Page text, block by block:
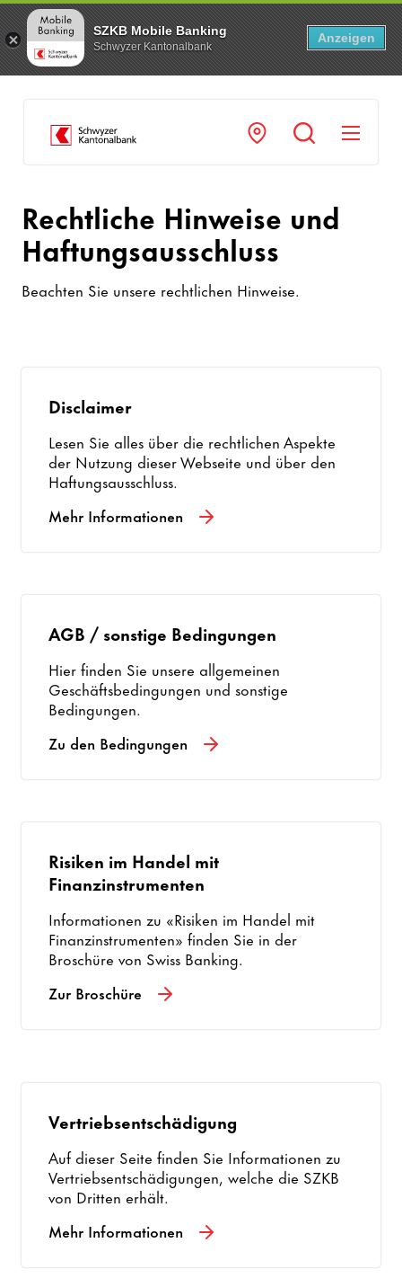
SZKB Mobile Banking
Schwyzer Kantonalbank
Anzeigen
Rechtliche Hinweise und
Haftungsausschluss
Beachten Sie unsere rechtlichen Hinweise.
Disclaimer
Lesen Sie alles über die rechtlichen Aspekte
der Nutzung dieser Webseite und über den
Haftungsausschluss.
Mehr Informationen
AGB / sonstige Bedingungen
Hier finden Sie unsere allgemeinen
Geschäftsbedingungen und sonstige
Bedingungen.
Zu den Bedingungen
Risiken im Handel mit
Finanzinstrumenten
Informationen zu «Risiken im Handel mit
Finanzinstrumenten» finden Sie in der
Broschüre von Swiss Banking.
Zur Broschüre
Vertriebsentschädigung
Auf dieser Seite finden Sie Informationen zu
Vertriebsentschädigungen, welche die SZKB
von Dritten erhält.
Mehr Informationen